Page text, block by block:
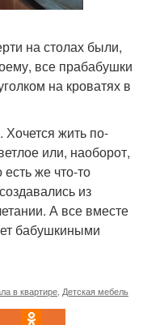
на столах были,
все прабабушки
на кроватях в
Хочется жить по-
или, наоборот,
же что-то
из
А все вместе
бабушкиными
в квартире, Детская мебель